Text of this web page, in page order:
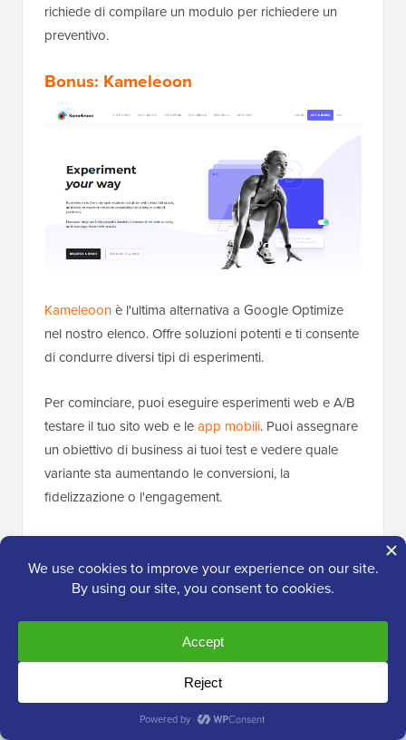
richiede di compilare un modulo per richiedere un
preventivo.
Bonus: Kameleoon
Kameleoonè l'ultima alternativa a Google Optimize
nel nostro elenco. Offre soluzioni potenti e ti consente
di condurre diversi tipi di esperimenti.
Per cominciare, puoi eseguire esperimenti web e A/B
testare il tuo sito web e leapp mobili. Puoi assegnare
un obiettivo di business ai tuoi test e vedere quale
variante sta aumentando le conversioni, la
fidelizzazione o l'engagement.
Kameleoon offre anche funzionalità di A/B testing agli
utenti avanzati e agli sviluppatori. Puoi eseguire
esperimenti lato server per migliorare il tuo prodotto.
framework di sviluppo, come PHP, Java, Ruby, Flutter
e altri.
Oltre a ciò, offre personalizzazione basata sull'IA. Puoi
offrire esperienze uniche a ogni visitatore,